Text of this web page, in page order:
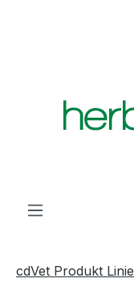
cdVet Produkt Linie